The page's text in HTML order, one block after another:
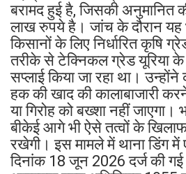
बरामद हुई है, जिसकी अनुमानित
लाख रुपये है। जांच के दौरान यह
किसानों के लिए निर्धारित कृषि
तरीके से टेक्निकल ग्रेड यूरिया
सप्लाई किया जा रहा था।
हक की खाद की कालाबाजारी
या गिरोह को बख्शा नहीं जाएगा।
बीकेई आगे भी ऐसे तत्वों के
रखेगी। इस मामले में थाना डिंग
दिनांक 18 जून 2026 दर्ज की